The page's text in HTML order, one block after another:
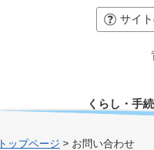
サイ
くらし・手
トップページ > お問い合わせ